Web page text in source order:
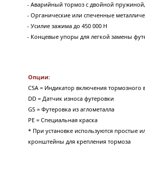
- Аварийный тормоз с двойной
- Органические или спеченные
- Усилие зажима до 450 000 Н
- Концевые упоры для легкой замены
Опции:
CSA = Индикатор включения тормозного
DD = Датчик износа футеровки
GS = Футеровка из аглометалла
PE = Специальная краска
* При установке используются простые
кронштейны для крепления тормоза